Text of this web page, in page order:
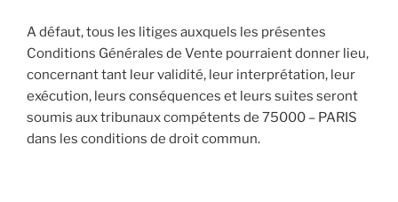
A défaut, tous les litiges auxquels les présentes
Conditions Générales de Vente pourraient donner lieu,
concernant tant leur validité, leur interprétation, leur
exécution, leurs conséquences et leurs suites seront
soumis aux tribunaux compétents de 75000 – PARIS
dans les conditions de droit commun.